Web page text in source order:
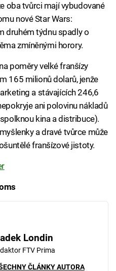
oba tvůrci mají vybudované
nové Star Wars:
druhém týdnu spadly o
zmíněnými horory.
poměry velké franšízy
165 milionů dolarů, jenže
a stávajících 246,6
ani polovinu nákladů
kina a distribuce).
a dravé tvůrce může
franšízové jistoty.
Londin
FTV Prima
ČLÁNKY AUTORA